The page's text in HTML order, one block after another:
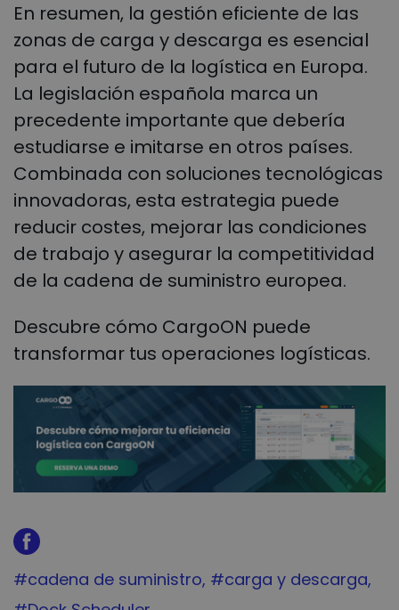
En resumen, la gestión eficiente de las
zonas de carga y descarga es esencial
para el futuro de la logística en Europa.
La legislación española marca un
precedente importante que debería
estudiarse e imitarse en otros países.
Combinada con soluciones tecnológicas
innovadoras, esta estrategia puede
reducir costes, mejorar las condiciones
de trabajo y asegurar la competitividad
de la cadena de suministro europea.
Descubre cómo CargoON puede
transformar tus operaciones logísticas.
Tag:
#cadena de suministro Tag:
#carga y descarga